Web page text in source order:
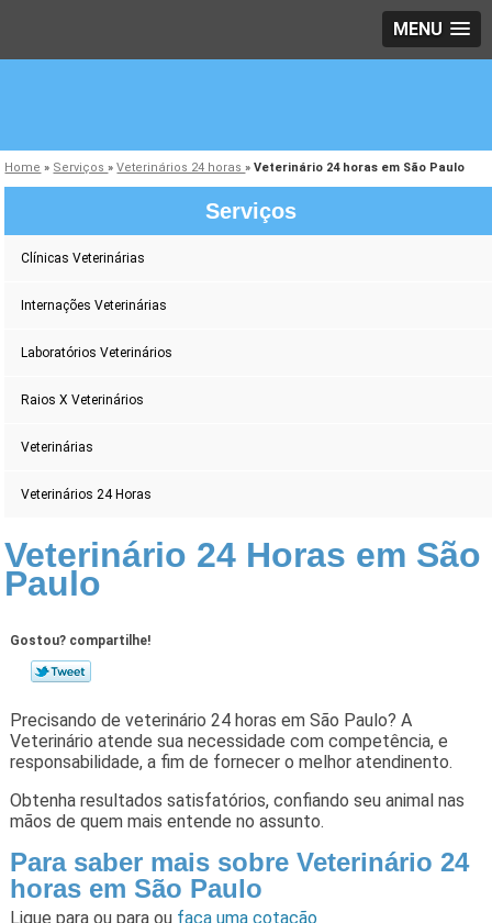
MENU
Home » Serviços»Veterinários 24 horas»Veterinário 24 horas em São Paulo
Serviços
Clínicas Veterinárias
Internações Veterinárias
Laboratórios Veterinários
Raios X Veterinários
Veterinárias
Veterinários 24 Horas
Veterinário 24 Horas em São
Paulo
Gostou? compartilhe!
Precisando de veterinário 24 horas em São Paulo? A
Veterinário atende sua necessidade com competência, e
responsabilidade, a fim de fornecer o melhor atendinento.
Obtenha resultados satisfatórios, confiando seu animal nas
mãos de quem mais entende no assunto.
Para saber mais sobre Veterinário 24
horas em São Paulo
Ligue para ou para ou faça uma cotação